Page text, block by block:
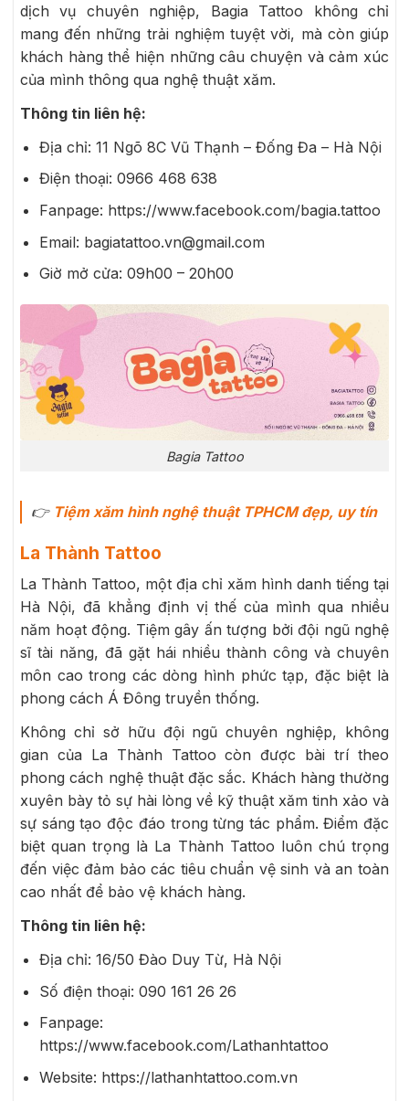
dịch vụ chuyên nghiệp, Bagia Tattoo không chỉ
mang đến những trải nghiệm tuyệt vời, mà còn giúp
khách hàng thể hiện những câu chuyện và cảm xúc
của mình thông qua nghệ thuật xăm.
Thông tin liên hệ:
Địa chỉ: 11 Ngõ 8C Vũ Thạnh – Đống Đa – Hà Nội
Điện thoại: 0966 468 638
Fanpage: https://www.facebook.com/bagia.tattoo
Email: bagiatattoo.vn@gmail.com
Giờ mở cửa: 09h00 – 20h00
Bagia Tattoo
👉 Tiệm xăm hình nghệ thuật TPHCM đẹp, uy tín
La Thành Tattoo
La Thành Tattoo, một địa chỉ xăm hình danh tiếng tại
Hà Nội, đã khẳng định vị thế của mình qua nhiều
năm hoạt động. Tiệm gây ấn tượng bởi đội ngũ nghệ
sĩ tài năng, đã gặt hái nhiều thành công và chuyên
môn cao trong các dòng hình phức tạp, đặc biệt là
phong cách Á Đông truyền thống.
Không chỉ sở hữu đội ngũ chuyên nghiệp, không
gian của La Thành Tattoo còn được bài trí theo
phong cách nghệ thuật đặc sắc. Khách hàng thường
xuyên bày tỏ sự hài lòng về kỹ thuật xăm tinh xảo và
sự sáng tạo độc đáo trong từng tác phẩm. Điểm đặc
biệt quan trọng là La Thành Tattoo luôn chú trọng
đến việc đảm bảo các tiêu chuẩn vệ sinh và an toàn
cao nhất để bảo vệ khách hàng.
Thông tin liên hệ:
Địa chỉ: 16/50 Đào Duy Từ, Hà Nội
Số điện thoại: 090 161 26 26
Fanpage:
https://www.facebook.com/Lathanhtattoo
Website: https://lathanhtattoo.com.vn